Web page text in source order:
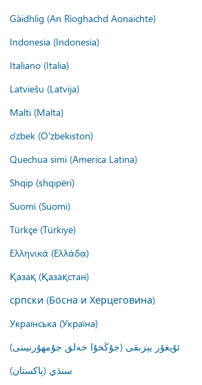
Gàidhlig (An Rìoghachd Aonaichte)
Indonesia (Indonesia)
Italiano (Italia)
Latviešu (Latvija)
Malti (Malta)
o'zbek (O'zbekiston)
Quechua simi (America Latina)
Shqip (shqipëri)
Suomi (Suomi)
Türkçe (Türkiye)
Ελληνικά (Ελλάδα)
Қазақ (Қазақстан)
српски (Босна и Херцеговина)
Українська (Україна)
ئۇيغۇر يېزىقى (جۇڭخۇا خەلق جۇمھۇرىيىتى)
سنڌي (پاکستان)